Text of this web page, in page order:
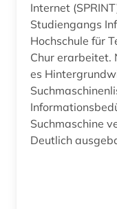
Internet
Studiengangs
Hochschule für
Chur erarbeitet.
es
Suchmaschine
Deutlich